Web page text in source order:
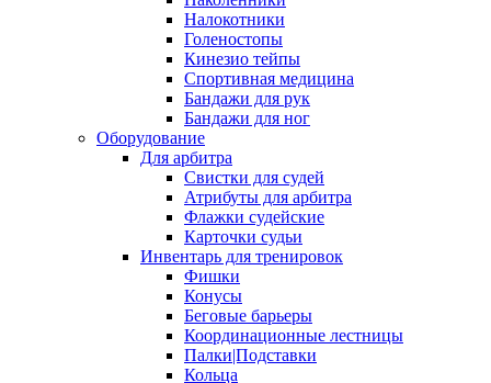
Налокотники
Голеностопы
Кинезио тейпы
Спортивная медицина
Бандажи для рук
Бандажи для ног
Оборудование
Для арбитра
Свистки для судей
Атрибуты для арбитра
Флажки судейские
Карточки судьи
Инвентарь для тренировок
Фишки
Конусы
Беговые барьеры
Координационные лестницы
Палки|Подставки
Кольца